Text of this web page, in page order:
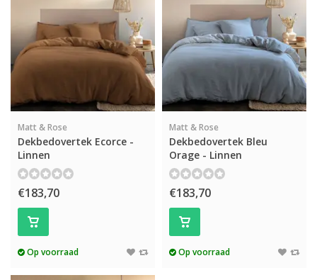
Matt & Rose
Dekbedovertek Ecorce -
Linnen
€183,70
Op voorraad
Matt & Rose
Dekbedovertek Bleu
Orage - Linnen
€183,70
Op voorraad